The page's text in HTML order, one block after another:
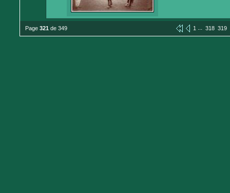
Page 321 de 349 1 ... 318 319